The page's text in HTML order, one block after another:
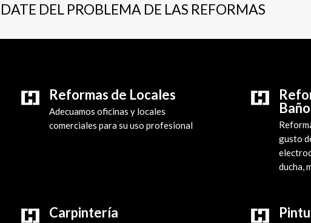
DEL PROBLEMA DE LAS REFORMAS
Reformas de Locales
Adecuamos oficinas y locales
comerciales para su uso profesional
gusto
ducha,
Carpintería